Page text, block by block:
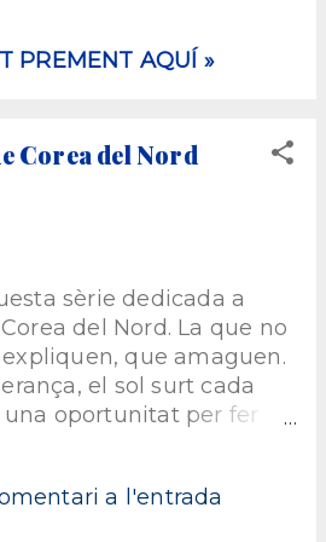
que hi hagin
i que hagin tingut una
el país o fins i tot
he pres part en la
del discurs que es
Bé, de fet està previst
llegeixi jo. L’entrada a
és lliure, però l’aforament
i sense reserva prèvia,
hi més o menys d'hora!
PREMENT AQUÍ »
Corea del Nord
sèrie dedicada a
del Nord. La que no
que amaguen.
el sol surt cada
oportunitat per fer
distinta. I un dia, Yeonmi
poder traçar la seva
a l'entrada